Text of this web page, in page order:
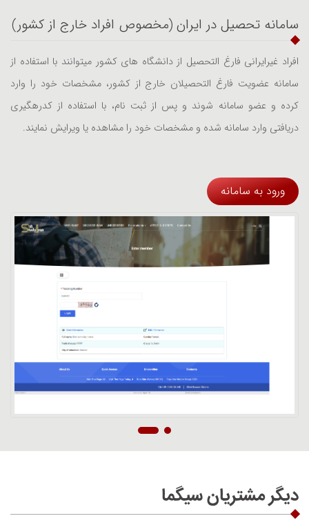
سامانه تحصیل در ایران (مخصوص افراد خارج از کشور)
افراد غیرایرانی فارغ التحصیل از دانشگاه های کشور میتوانند با استفاده از
سامانه عضویت فارغ التحصیلان خارج از کشور، مشخصات خود را وارد
کرده و عضو سامانه شوند و پس از ثبت نام، با استفاده از کدرهگیری
دریافتی وارد سامانه شده و مشخصات خود را مشاهده یا ویرایش نمایند.
ورود به سامانه
دیگر مشتریان سیگما